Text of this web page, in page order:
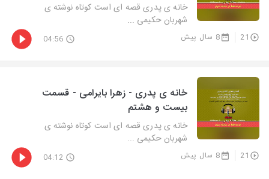
خانه ی پدری قصه ای است کوتاه نوشته ی
شهربان حکیمی ...
21 8 سال پیش 04:56
خانه ی پدری - زهرا بایرامی - قسمت
بیست و هشتم
خانه ی پدری قصه ای است کوتاه نوشته ی
شهربان حکیمی ...
21 8 سال پیش 04:12